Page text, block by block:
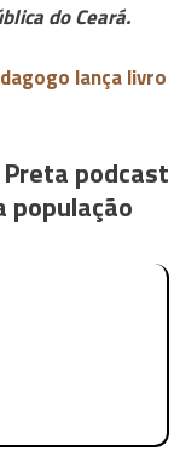
do Ceará.
lança livro
podcast
população